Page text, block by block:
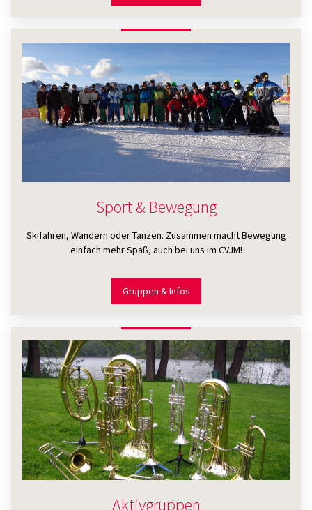
Sport & Bewegung
Skifahren, Wandern oder Tanzen. Zusammen macht Bewegung
einfach mehr Spaß, auch bei uns im CVJM!
Gruppen & Infos
Aktivgruppen